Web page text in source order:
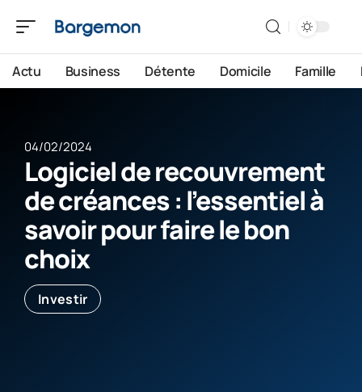
Actu Business Détente Domicile Famille
04/02/2024
Logiciel de recouvrement
de créances : l’essentiel à
savoir pour faire le bon
choix
Investir